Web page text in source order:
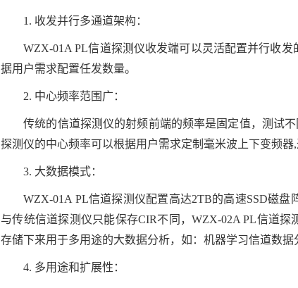
1. 收发并行多通道架构：
WZX-01A PL信道探测仪收发端可以灵活配置并行收发
据用户需求配置任发数量。
2. 中心频率范围广：
传统的信道探测仪的射频前端的频率是固定值，测试不
探测仪的中心频率可以根据用户需求定制毫米波上下变频器,
3. 大数据模式：
WZX-01A PL信道探测仪配置高达2TB的高速SSD磁盘
与传统信道探测仪只能保存CIR不同， WZX-02A PL信道探
存储下来用于多用途的大数据分析，如：机器学习信道数据
4. 多用途和扩展性：